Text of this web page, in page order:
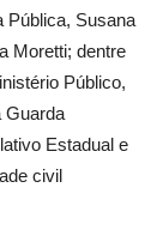
Pública, Susana
Moretti; dentre
Público,
Guarda
Estadual e
civil